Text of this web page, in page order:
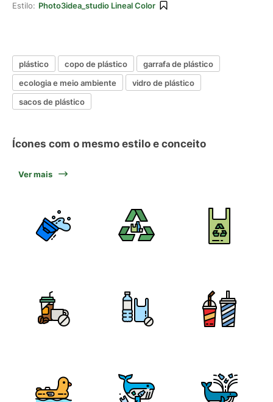
Estilo: Photo3idea_studio Lineal Color
plástico copo de plástico
garrafa de plástico
ecologia e meio ambiente
vidro de plástico
sacos de plástico
Ícones com o mesmo estilo e conceito
Ver mais